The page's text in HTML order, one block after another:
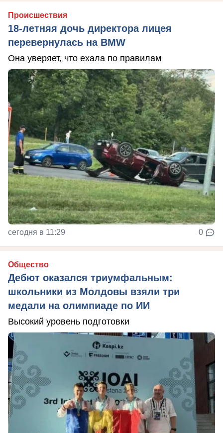
Происшествия
18-летняя дочь директора лицея
перевернулась на BMW
Она уверяет, что ехала по правилам
сегодня в 11:29 0
Общество
Дебют оказался триумфальным:
школьники из Молдовы взяли три
медали на олимпиаде по ИИ
Высокий уровень подготовки